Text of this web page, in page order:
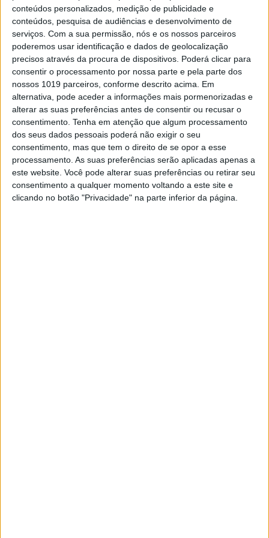
conteúdos personalizados, medição de publicidade e
conteúdos, pesquisa de audiências e desenvolvimento de
serviços. Com a sua permissão, nós e os nossos parceiros
poderemos usar identificação e dados de geolocalização
precisos através da procura de dispositivos. Poderá clicar para
consentir o processamento por nossa parte e pela parte dos
nossos 1019 parceiros, conforme descrito acima. Em
alternativa, pode aceder a informações mais pormenorizadas e
alterar as suas preferências antes de consentir ou recusar o
consentimento. Tenha em atenção que algum processamento
dos seus dados pessoais poderá não exigir o seu
consentimento, mas que tem o direito de se opor a esse
processamento. As suas preferências serão aplicadas apenas a
este website. Você pode alterar suas preferências ou retirar seu
consentimento a qualquer momento voltando a este site e
clicando no botão "Privacidade" na parte inferior da página.
OPINIÃO
Opinião | Videojogos: uma
experiência de socialização